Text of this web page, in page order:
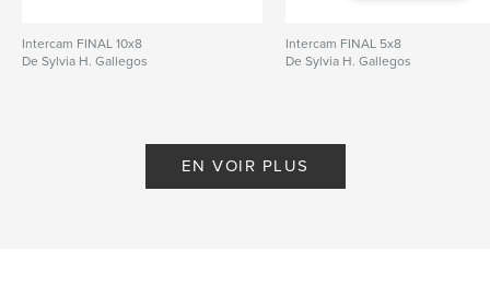
Intercam FINAL 10x8
De Sylvia H. Gallegos
Intercam FINAL 5x8
De Sylvia H. Gallegos
EN VOIR PLUS